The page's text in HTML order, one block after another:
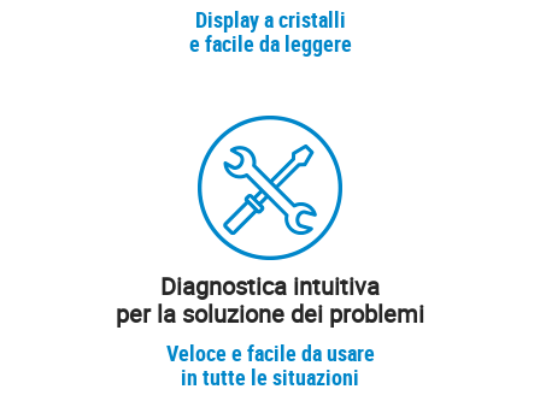
Display a cristalli
e facile da leggere
Diagnostica intuitiva
per la soluzione dei problemi
Veloce e facile da usare
in tutte le situazioni